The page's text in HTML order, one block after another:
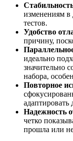
изменениям в
тестов.
Удобство
причину,
идеально
значительно
набора,
Повторное
адаптировать
Надежность
четко
прошла или